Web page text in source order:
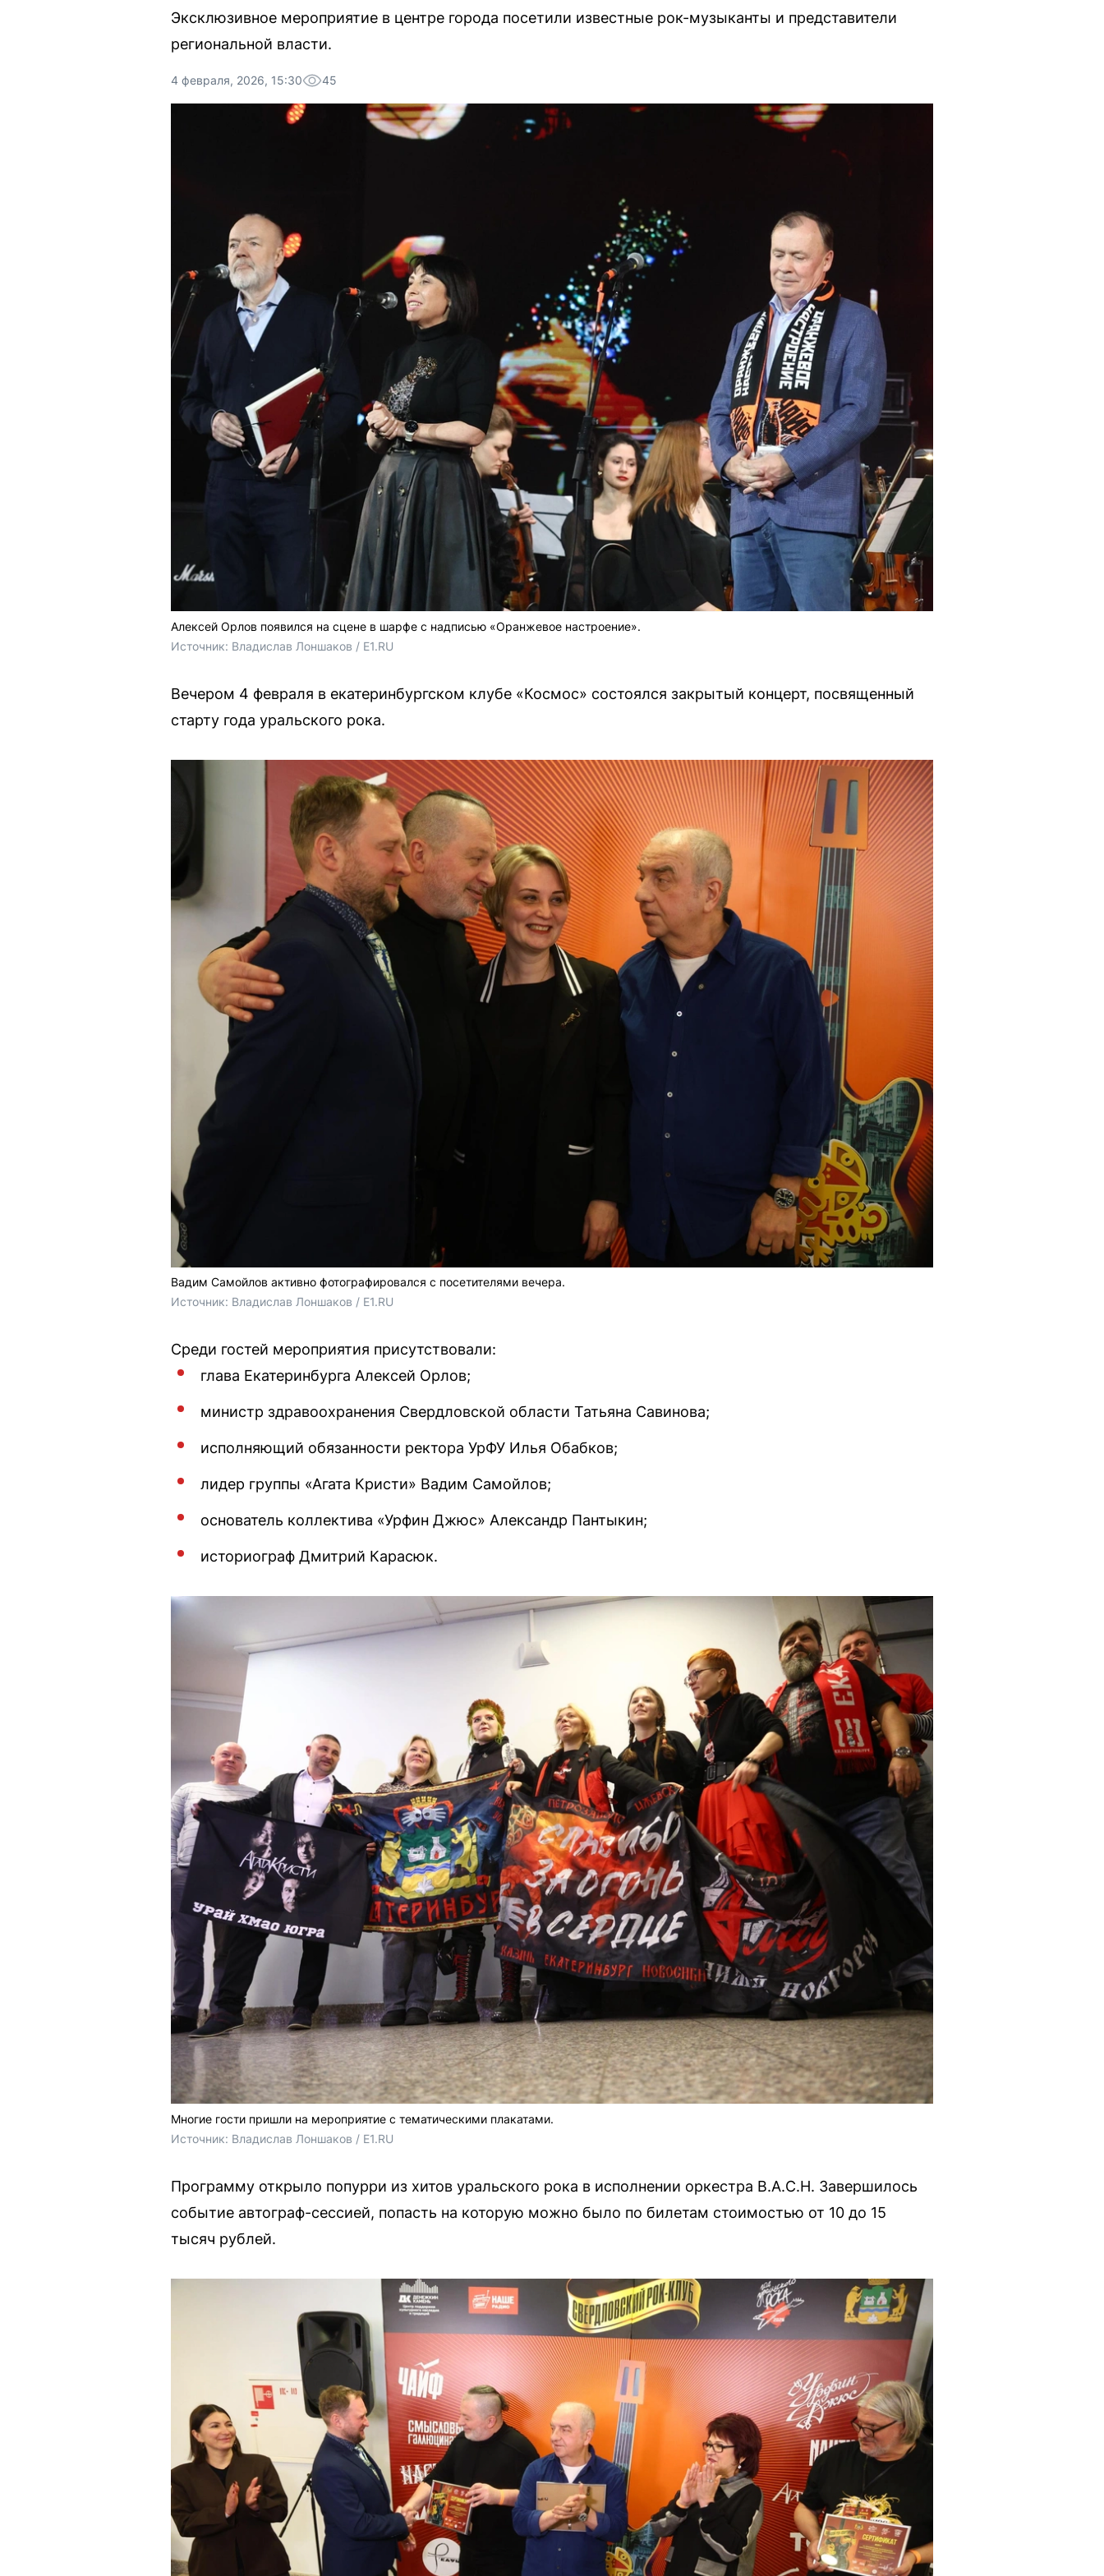
Эксклюзивное мероприятие в центре города посетили известные рок-музыканты и представители
региональной власти.
4 февраля, 2026, 15:30 45
Алексей Орлов появился на сцене в шарфе с надписью «Оранжевое настроение».
Источник: Владислав Лоншаков / E1.RU
Вечером 4 февраля в екатеринбургском клубе «Космос» состоялся закрытый концерт, посвященный
старту года уральского рока.
Вадим Самойлов активно фотографировался с посетителями вечера.
Источник: Владислав Лоншаков / E1.RU
Среди гостей мероприятия присутствовали:
глава Екатеринбурга Алексей Орлов;
министр здравоохранения Свердловской области Татьяна Савинова;
исполняющий обязанности ректора УрФУ Илья Обабков;
лидер группы «Агата Кристи» Вадим Самойлов;
основатель коллектива «Урфин Джюс» Александр Пантыкин;
историограф Дмитрий Карасюк.
Многие гости пришли на мероприятие с тематическими плакатами.
Источник: Владислав Лоншаков / E1.RU
Программу открыло попурри из хитов уральского рока в исполнении оркестра B.A.C.H. Завершилось
событие автограф-сессией, попасть на которую можно было по билетам стоимостью от 10 до 15
тысяч рублей.